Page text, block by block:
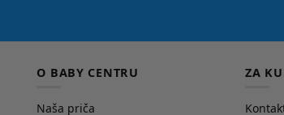
O BABY CENTRU
Naša priča
ZA